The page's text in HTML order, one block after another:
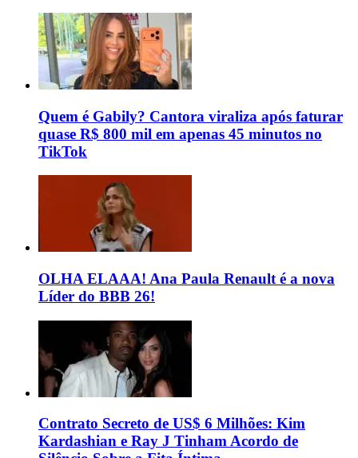
Quem é Gabily? Cantora viraliza após faturar
quase R$ 800 mil em apenas 45 minutos no
TikTok
OLHA ELAAA! Ana Paula Renault é a nova
Líder do BBB 26!
Contrato Secreto de US$ 6 Milhões: Kim
Kardashian e Ray J Tinham Acordo de